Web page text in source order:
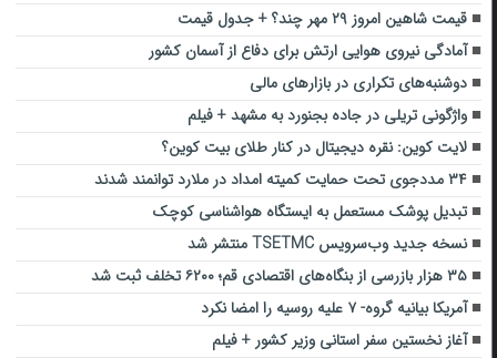
قیمت شاهین امروز ۲۹ مهر چند؟ + جدول قیمت
آمادگی نیروی هوایی ارتش برای دفاع از آسمان کشور
دوشنبه‌های تکراری در بازارهای مالی
واژگونی تریلی در جاده بجنورد به مشهد + فیلم
لایت کوین: نقره دیجیتال در کنار طلای بیت کوین؟
۳۴ مددجوی تحت حمایت کمیته امداد در ملارد توانمند شدند
تبدیل پوشک مستعمل به ایستگاه هواشناسی کوچک
نسخه جدید وب‌سرویس TSETMC منتشر شد
۳۵ هزار بازرسی از بنگاه‌های اقتصادی قم؛ ۶۲۰۰ تخلف ثبت شد
آمریکا بیانیه گروه- ۷ علیه روسیه را امضا نکرد
آغاز نخستین سفر استانی وزیر کشور + فیلم